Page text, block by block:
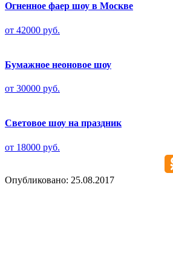
Огненное фаер шоу в Москве
от 42000 руб.
Бумажное неоновое шоу
от 30000 руб.
Световое шоу на праздник
от 18000 руб.
Опубликовано: 25.08.2017